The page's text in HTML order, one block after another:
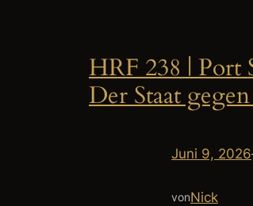
HRF 238 | Port
Der Staat
Juni 9, 2026
vonNick